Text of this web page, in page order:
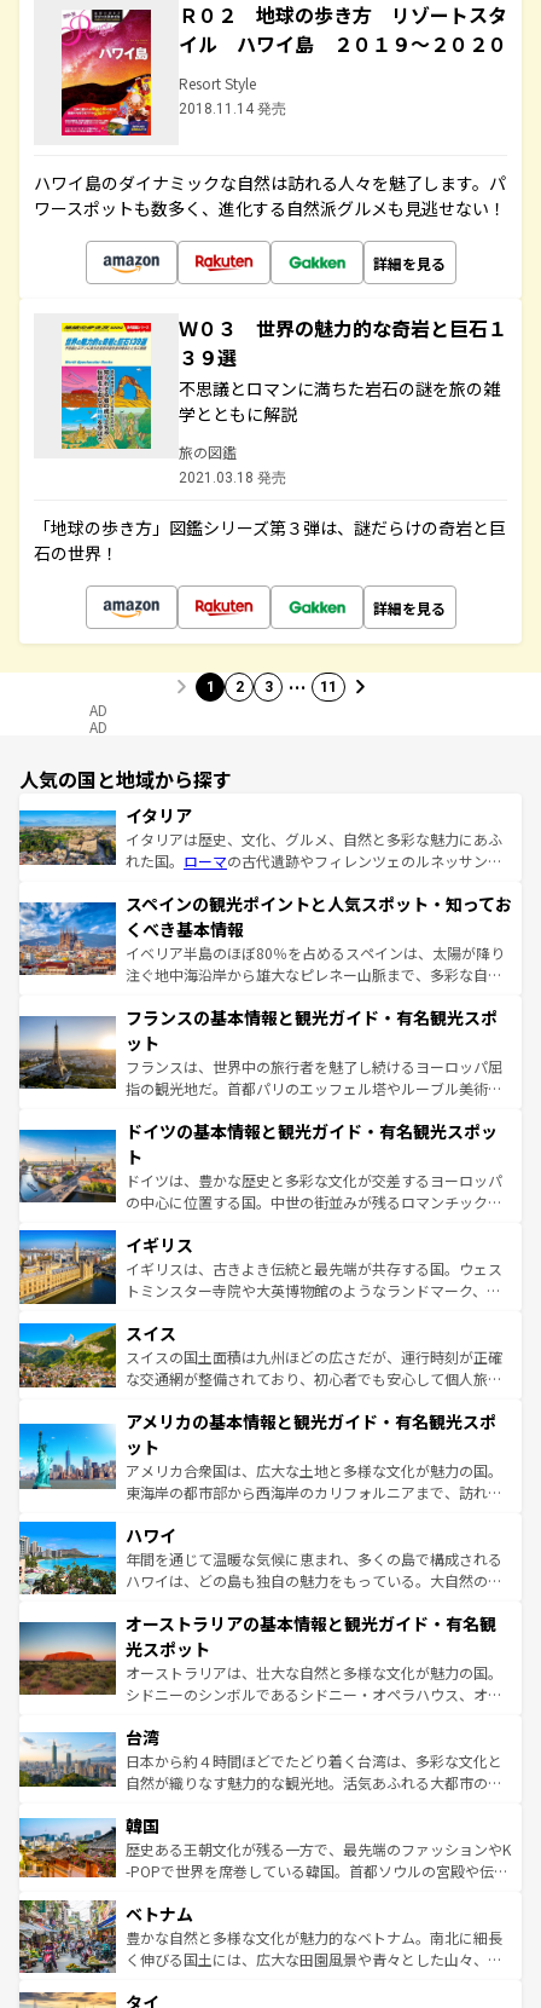
Ｒ０２ 地球の歩き方 リゾートスタ
イル ハワイ島 ２０１９～２０２０
Resort Style
2018.11.14 発売
ハワイ島のダイナミックな自然は訪れる人々を魅了します。パ
ワースポットも数多く、進化する自然派グルメも見逃せない！
詳細を見る
Ｗ０３ 世界の魅力的な奇岩と巨石１
３９選
不思議とロマンに満ちた岩石の謎を旅の雑
学とともに解説
旅の図鑑
2021.03.18 発売
「地球の歩き方」図鑑シリーズ第３弾は、謎だらけの奇岩と巨
石の世界！
詳細を見る
1 2 3 … 11
AD
AD
人気の国と地域から探す
イタリア
イタリアは歴史、文化、グルメ、自然と多彩な魅力にあふ
れた国。 ローマの古代遺跡やフィレンツェのルネッサンス
ろん、トスカーナの美しい田園風景やアマルフィ海岸の絶
景など、自然景観も見逃せない。観光の合間には、本場の
ピザやパスタなど、絶品のイタリア料理を堪能することも
できる。朝目覚めてから夜眠るまで、すべての瞬間を楽し
なお、新着のイタリア情報はコンテンツ一覧を参照してほ
しい。
スペインの観光ポイントと人気スポット・知ってお
くべき基本情報
イベリア半島のほぼ80％を占めるスペインは、太陽が降り
注ぐ地中海沿岸から雄大なピレネー山脈まで、多彩な自然
文化が根付くこの国では、情熱的なフラメンコ、熱気あふ
れる闘牛、そして美味しいタパスが生活の一部となってい
る。首都マドリードの洗練された雰囲気や、バルセロナの
アートに溢れた街角から、地方では古代ローマ遺跡や中世
せる。地方によって風土や気候が異なるスペインはその個
ンテンツ一覧 を参照してほしい。
フランスの基本情報と観光ガイド・有名観光スポ
ット
フランスは、世界中の旅行者を魅了し続けるヨーロッパ屈
指の観光地だ。首都パリのエッフェル塔やルーブル美術館
で、幅広い魅力が詰まっている。華麗な宮殿、歴史的な大
聖堂、美しいビーチ、そして豊かな自然が、訪れる者を心
から魅了する。また、フランスは美食の国としても知ら
れ、フランス料理はユネスコ無形文化遺産にも登録されて
香り高いラベンダー畑など、多彩な楽しみ方が可能だ。さ
らに、パリ以外の地域にも魅力が溢れており、どの街角に
も豊かな歴史と文化が息づいている。パリ以外の個性あふ
を参照してほしい。
ドイツの基本情報と観光ガイド・有名観光スポッ
ト
ドイツは、豊かな歴史と多彩な文化が交差するヨーロッパ
の中心に位置する国。中世の街並みが残るロマンチック街
顔を持つこの国は、どこを歩いても飽きることがない。ベ
ルリンの文化的活気、バイエルン州のアルプスの絶景、そ
してライン川沿いのワイン畑といった風景は必見。ビール
は、お酒好きな人にはぜひ体験してほしい。 なお、新着の
ドイツ情報はコンテンツ一覧を参照してほしい。
イギリス
イギリスは、古きよき伝統と最先端が共存する国。ウェス
トミンスター寺院や大英博物館のようなランドマーク、歴
リアごとに異なる魅力がある。また、優雅なアフタヌーン
ティー、ビール好きにはたまらない英国パブ、サッカー観
戦など、本場だからこそできる体験も豊富。イギリスを旅
ンツ一覧を参照してほしい。
スイス
スイスの国土面積は九州ほどの広さだが、運行時刻が正確
な交通網が整備されており、初心者でも安心して個人旅行
の建物がそのまま残る町や、スイスならではのユニークな
博物館もあり、アルプス観光だけでなく町歩きも満喫する
ことができる。国民の所得が高いため物価も高いが、旅行
者向けの交通パス提供のサービスもあり、うまく活用すれ
着のスイス情報は
アメリカの基本情報と観光ガイド・有名観光スポ
ット
アメリカ合衆国は、広大な土地と多様な文化が魅力の国。
東海岸の都市部から西海岸のカリフォルニアまで、訪れる
のような巨大都市は、観光、ショッピング、エンターテイ
ンメントが詰まった刺激的なスポットだ。一方、アメリカ
西部には大自然が広がり、グランドキャニオンやイエロー
部のニューオーリンズでは、音楽と美食が融合した独特の
文化が魅力。旅行者はアメリカの各地域で異なる魅力を楽
しみながら、その多様性と豊かな歴史を感じることができ
るだろう。車でのロードトリップや列車の旅も、アメリカ
情報は
ハワイ
年間を通じて温暖な気候に恵まれ、多くの島で構成される
ハワイは、どの島も独自の魅力をもっている。大自然の神
ワイ島は見逃せない。また、定番の観光地といえばオアフ
島だが、静かな自然を求めるならマウイ島やカウアイ島が
おすすめ。エメラルドグリーンに輝く海をはじめ、豊かな
文化や歴史が息づいている。「アロハスピリット」と呼ば
人々、おいしいローカルフードやハワイアンミュージッ
ク、伝統的なフラダンスなど、すべてがハワイの魅力を彩
っている。訪れるたびに新しい発見と感動が待っているハ
はコンテンツ一覧
オーストラリアの基本情報と観光ガイド・有名観
光スポット
オーストラリアは、壮大な自然と多様な文化が魅力の国。
シドニーのシンボルであるシドニー・オペラハウス、オー
リアリーフや大陸中央部にそびえるウルル（エアーズロッ
ク）、タスマニアの美しい原生林やケアンズの熱帯雨林な
ど、見どころがたくさん。また、カフェやワイン、オージ
いる。アクティビティも充実しており、サーフィンやダイ
ビング、ハイキングなど、アウトドア好きにはたまらな
い。オーストラリアの多彩な魅力を存分に味わいつくそ
参照してほしい。
台湾
日本から約４時間ほどでたどり着く台湾は、多彩な文化と
自然が織りなす魅力的な観光地。活気あふれる大都市の台
ン）、静ひつな山岳地帯である台湾東部など、都市の喧騒
と山間の静けさが共存しており、訪れる人に新しい発見と
驚きをもたらしてくれる。また、奥深い台湾の食文化も魅
容にもいいと評判のスイーツなど、バラエティ豊かな料理
が味わえる。 なお、新着の台湾情報は コンテンツ一覧を参
照してほしい。
韓国
歴史ある王朝文化が残る一方で、最先端のファッションやK
-POPで世界を席巻している韓国。首都ソウルの宮殿や伝統
き、地方に足を延ばせば四季折々の自然美を楽しむことが
できる。そして、キムチや焼肉、絶品のストリートフード
まで、さまざまな韓国料理が待っている。夜には、韓国な
リティに包まれながら、韓国の多彩な魅力を心ゆくまで味
ベトナム
豊かな自然と多様な文化が魅力的なベトナム。南北に細長
く伸びる国土には、広大な田園風景や青々とした山々、世
急速な発展と共に伝統が息づく。ハノイの古い町並みやホ
タイ